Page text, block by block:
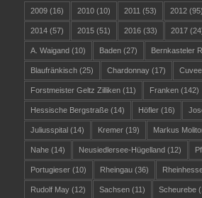
2009(16) 2010(10) 2011 (53) 2012(95)
2014(57) 2015(51) 2016(33) 2017
A. Waigand (10) Baden(27) Bernkasteler
Blaufränkisch(25) Chardonnay(17) Cuvee
Forstmeister Geltz Zilliken(11) Franken(142)
Hessische Bergstraße(14) Höfler(16)
Juliusspital (14) Kremer(19) Markus
Nahe(14) Neusiedlersee-Hügelland (12)
Portugieser(10) Rheingau(36)
Rudolf May(12) Sachsen(11) Scheurebe